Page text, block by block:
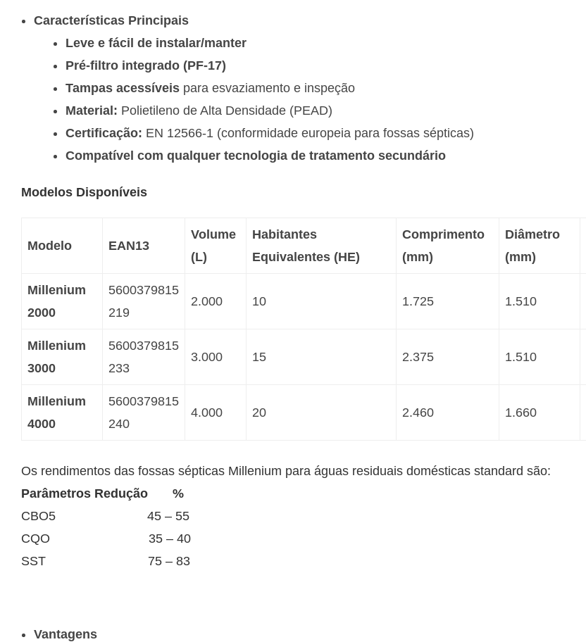
Características Principais
Leve e fácil de instalar/manter
Pré-filtro integrado (PF-17)
Tampas acessíveis para esvaziamento e inspeção
Material: Polietileno de Alta Densidade (PEAD)
Certificação: EN 12566-1 (conformidade europeia para fossas sépticas)
Compatível com qualquer tecnologia de tratamento secundário
Modelos Disponíveis
Modelo EAN13
Volume
(L)
Habitantes
Equivalentes (HE)
Comprimento
(mm)
Diâmetro
(mm)
Millenium
2000
5600379815
219
2.000 10 1.725 1.510
Millenium
3000
5600379815
233
3.000 15 2.375 1.510
Millenium
4000
5600379815
240
4.000 20 2.460 1.660
Os rendimentos das fossas sépticas Millenium para águas residuais domésticas standard são:
Parâmetros Redução %
CBO5 45 – 55
CQO 35 – 40
SST 75 – 83
Vantagens